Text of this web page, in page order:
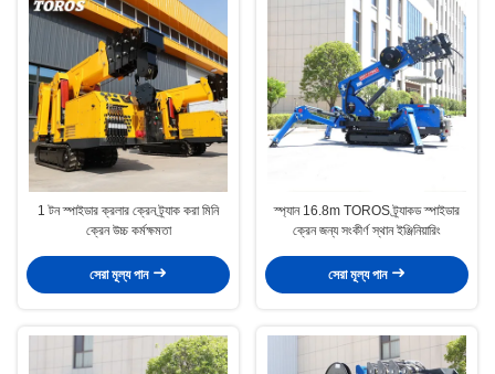
1 টন স্পাইডার ক্রলার ক্রেন ট্র্যাক করা মিনি
ক্রেন উচ্চ কর্মক্ষমতা
সেরা মূল্য পান
স্প্যান 16.8m TOROS ট্র্যাকড স্পাইডার
ক্রেন জন্য সংকীর্ণ স্থান ইঞ্জিনিয়ারিং
সেরা মূল্য পান